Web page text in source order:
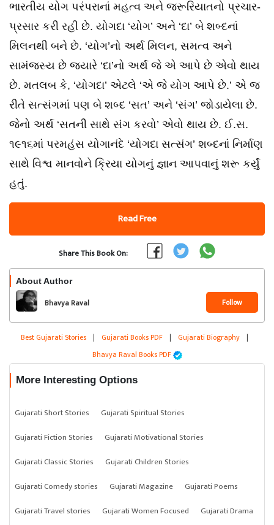
ભારતીય યોગ પરંપરાનાં મહત્વ અને જરૂરિયાતનો પ્રચાર-
પ્રસાર કરી રહી છે. યોગદા ‘યોગ’ અને ‘દા’ બે શબ્દનાં
મિલનથી બને છે. ‘યોગ’નો અર્થ મિલન, સમત્વ અને
સામંજસ્ય છે જ્યારે ‘દા’નો અર્થ જે એ આપે છે એવો થાય
છે. મતલબ કે, ‘યોગદા’ એટલે ‘એ જે યોગ આપે છે.’ એ જ
રીતે સત્સંગમાં પણ બે શબ્દ ‘સત’ અને ‘સંગ’ જોડાયેલા છે.
જેનો અર્થ ‘સતની સાથે સંગ કરવો’ એવો થાય છે. ઈ.સ.
૧૯૧૬માં પરમહંસ યોગાનંદે ‘યોગદા સત્સંગ’ શબ્દનાં નિર્માણ
સાથે વિશ્વ માનવોને ક્રિયા યોગનું જ્ઞાન આપવાનું શરૂ કર્યું
હતું.
Read Free
Share This Book On:
About Author
Bhavya Raval Follow
Best Gujarati Stories | Gujarati Books PDF | Gujarati Biography |
Bhavya Raval Books PDF
More Interesting Options
Gujarati Short Stories
Gujarati Spiritual Stories
Gujarati Fiction Stories
Gujarati Motivational Stories
Gujarati Classic Stories
Gujarati Children Stories
Gujarati Comedy stories
Gujarati Magazine
Gujarati Poems
Gujarati Travel stories
Gujarati Women Focused Gujarati Drama